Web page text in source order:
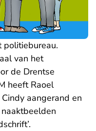
politiebureau.
van het
de Drentse
heeft Raoel
aangerand en